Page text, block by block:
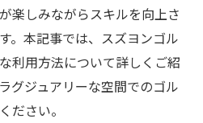
楽しみながらスキルを向上さ
。本記事では、スズヨンゴル
利用方法について詳しくご紹
グジュアリーな空間でのゴル
ださい。